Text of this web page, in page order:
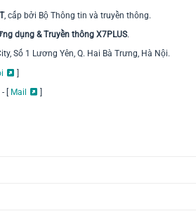
, cấp bởi Bộ Thông tin và truyền thông.
dụng & Truyền thông X7PLUS.
Số 1 Lương Yên, Q. Hai Bà Trưng, Hà Nội.
]
[ Mail ]